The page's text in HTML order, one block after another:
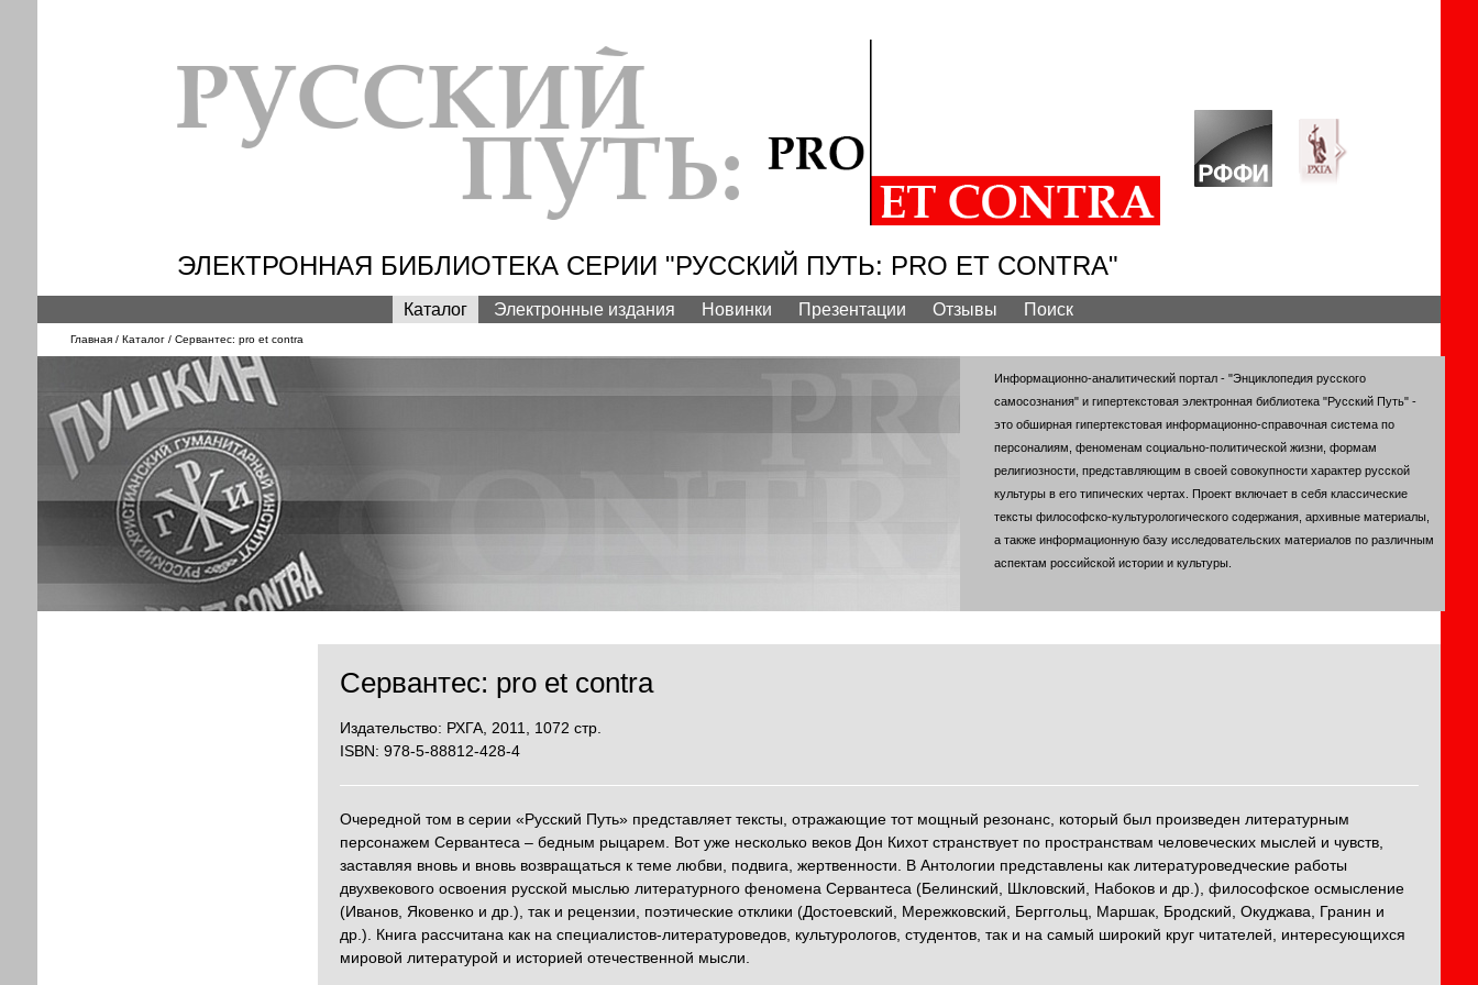
ЭЛЕКТРОННАЯ БИБЛИОТЕКА СЕРИИ "РУССКИЙ ПУТЬ: PRO ET CONTRA"
Каталог Электронные издания Новинки Презентации Отзывы Поиск
Главная/ Каталог/ Сервантес: pro et contra
Информационно-аналитический портал - "Энциклопедия русского
самосознания" и гипертекстовая электронная библиотека "Русский Путь" -
это обширная гипертекстовая информационно-справочная система по
персоналиям, феноменам социально-политической жизни, формам
религиозности, представляющим в своей совокупности характер русской
культуры в его типических чертах. Проект включает в себя классические
тексты философско-культурологического содержания, архивные материалы,
а также информационную базу исследовательских материалов по различным
аспектам российской истории и культуры.
Сервантес: pro et contra
Издательство: РХГА, 2011, 1072 стр.
ISBN: 978-5-88812-428-4
Очередной том в серии «Русский Путь» представляет тексты, отражающие тот мощный резонанс, который был произведен литературным
персонажем Сервантеса – бедным рыцарем. Вот уже несколько веков Дон Кихот странствует по пространствам человеческих мыслей и чувств,
заставляя вновь и вновь возвращаться к теме любви, подвига, жертвенности. В Антологии представлены как литературоведческие работы
двухвекового освоения русской мыслью литературного феномена Сервантеса (Белинский, Шкловский, Набоков и др.), философское осмысление
(Иванов, Яковенко и др.), так и рецензии, поэтические отклики (Достоевский, Мережковский, Берггольц, Маршак, Бродский, Окуджава, Гранин и
др.). Книга рассчитана как на специалистов-литературоведов, культурологов, студентов, так и на самый широкий круг читателей, интересующихся
мировой литературой и историей отечественной мысли.